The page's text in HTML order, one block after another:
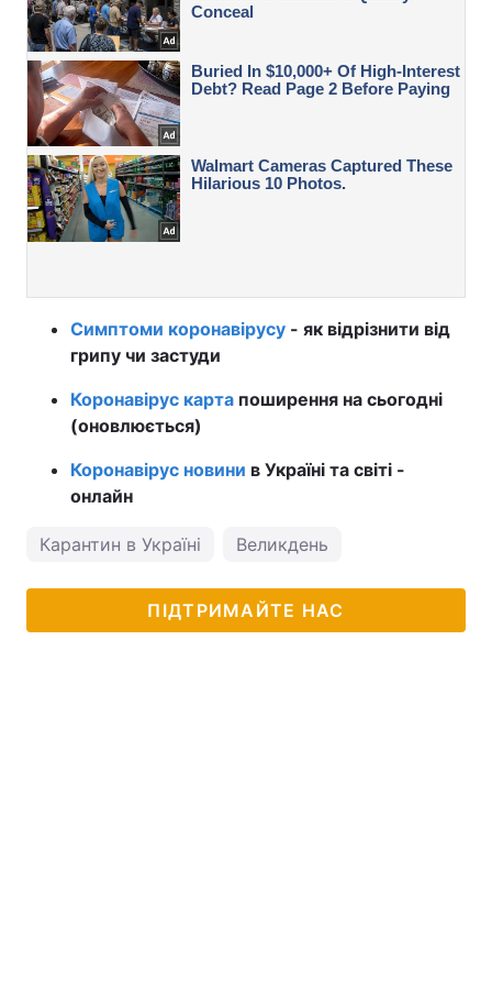
Симптоми коронавірусу - як відрізнити від
грипу чи застуди
Коронавірус карта поширення на сьогодні
(оновлюється)
Коронавірус новини в Україні та світі -
онлайн
Карантин в Україні Великдень
ПІДТРИМАЙТЕ НАС